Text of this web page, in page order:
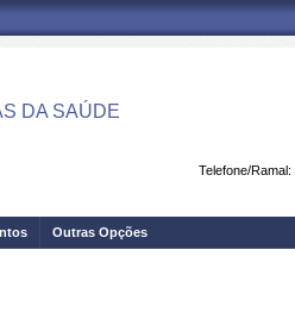
DA SAÚDE
Telefone/Ramal:
Outras Opções